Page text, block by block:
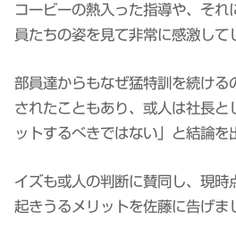
コービーの熱入った指導や、それ
員たちの姿を見て非常に感激して
部員達からもなぜ猛特訓を続ける
されたこともあり、或人は社長と
ットするべきではない」と結論を
イズも或人の判断に賛同し、現時
起きうるメリットを佐藤に告げま